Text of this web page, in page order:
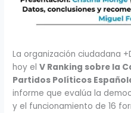
La organización ciudadana
hoy elV Ranking sobre la
Partidos Políticos
informe que evalúa la
y el funcionamiento de 16